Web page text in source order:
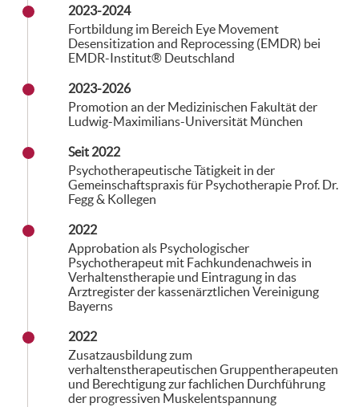
2023-2024
Fortbildung im Bereich Eye Movement
Desensitization and Reprocessing (EMDR) bei
EMDR-Institut® Deutschland
2023-2026
Promotion an der Medizinischen Fakultät der
Ludwig-Maximilians-Universität München
Seit 2022
Psychotherapeutische Tätigkeit in der
Gemeinschaftspraxis für Psychotherapie Prof. Dr.
Fegg & Kollegen
2022
Approbation als Psychologischer
Psychotherapeut mit Fachkundenachweis in
Verhaltenstherapie und Eintragung in das
Arztregister der kassenärztlichen Vereinigung
Bayerns
2022
Zusatzausbildung zum
verhaltenstherapeutischen Gruppentherapeuten
und Berechtigung zur fachlichen Durchführung
der progressiven Muskelentspannung